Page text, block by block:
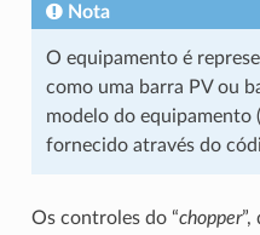
Nota
O equipamento é
como uma barra PV ou
modelo do equipamento
fornecido através do
Os controles do “chopper